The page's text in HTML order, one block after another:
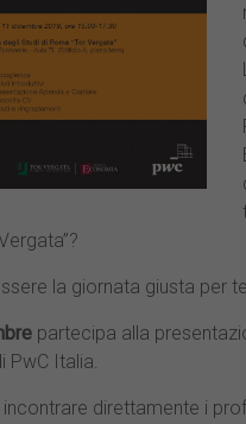
la giornata giusta per
partecipa alla
PwC Italia.
incontrare direttamente i